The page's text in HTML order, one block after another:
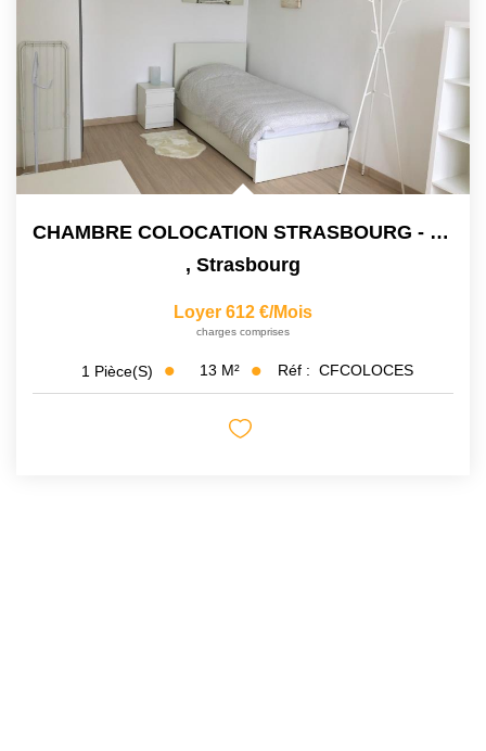
CHAMBRE COLOCATION STRASBOURG - 1 Pièce(s) - 13m2
, Strasbourg
Loyer 612 €/mois
charges comprises
1 Pièce(s) 13 M² Réf : CFCOLOCES